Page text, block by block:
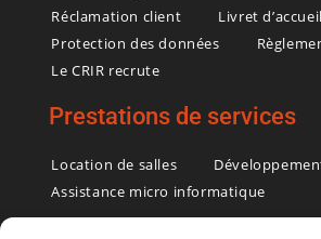
Réclamation client
Livret
Protection des données
Le CRIR recrute
Prestations de services
Location de salles
Assistance micro informatique